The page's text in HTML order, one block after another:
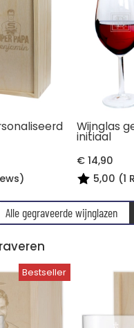
Wijnglas
initiaal
€ 14,90
5,00 (1
Alle gegraveerde wijnglazen